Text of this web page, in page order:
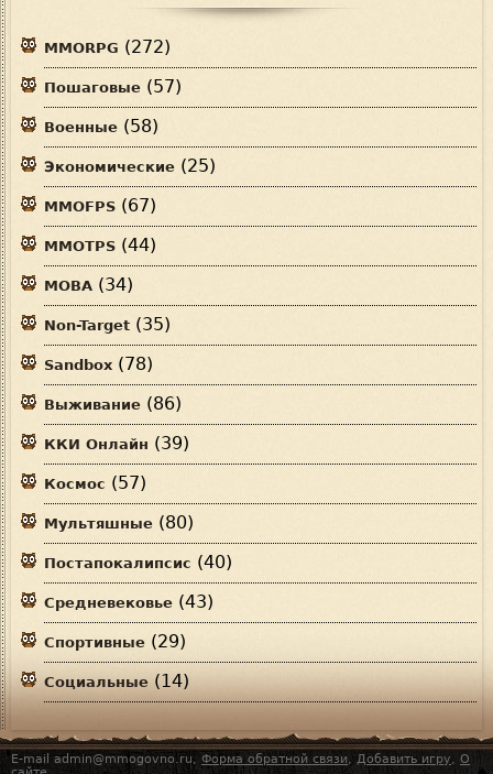
MMORPG (272)
Пошаговые (57)
Военные (58)
Экономические (25)
MMOFPS (67)
MMOTPS (44)
MOBA (34)
Non-Target (35)
Sandbox (78)
Выживание (86)
ККИ Онлайн (39)
Космос (57)
Мультяшные (80)
Постапокалипсис (40)
Средневековье (43)
Спортивные (29)
Социальные (14)
E-mail admin@mmogovno.ru, Форма обратной связи, Добавить игру, О